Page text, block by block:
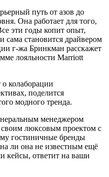
путь от азов до
Она работает для того,
эти годы копит опыт,
сама становится драйвером
г-жа Бринкман расскажет
лояльности Marriott
о колаборации
поделится
модного тренда.
менеджером
своим люксовым проектом с
гостиничные бренды
ли она не известным ещё
кейсы, ответит на ваши